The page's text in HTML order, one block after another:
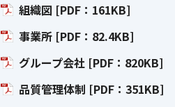
組織図 [PDF：161KB]
事業所 [PDF：82.4KB]
グループ会社 [PDF：820KB]
品質管理体制 [PDF：351KB]